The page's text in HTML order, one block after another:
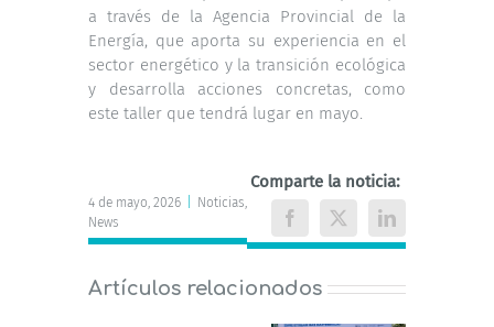
a través de la Agencia Provincial de la
Energía, que aporta su experiencia en el
sector energético y la transición ecológica
y desarrolla acciones concretas, como
este taller que tendrá lugar en mayo.
4 de mayo, 2026 Noticias,
News
Comparte la noticia:
Facebook
X LinkedIn
Artículos relacionados